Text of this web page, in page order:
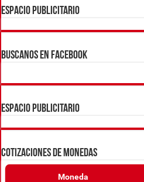
ESPACIO PUBLICITARIO
BUSCANOS EN FACEBOOK
ESPACIO PUBLICITARIO
COTIZACIONES DE MONEDAS
Moneda